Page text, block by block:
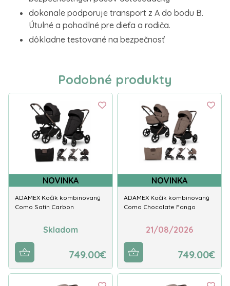
dokonale podporuje transport z A do bodu B.
Útulné a pohodlné pre dieťa a rodiča.
dôkladne testované na bezpečnosť
Podobné produkty
NOVINKA
ADAMEX Kočík kombinovaný
Como Satin Carbon
Skladom
749.00€
NOVINKA
ADAMEX Kočík kombinovaný
Como Chocolate Fango
21/08/2026
749.00€